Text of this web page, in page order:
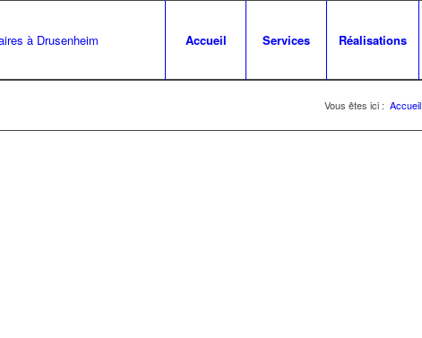
Accueil Services Réalisations
Vous êtes ici : Accueil